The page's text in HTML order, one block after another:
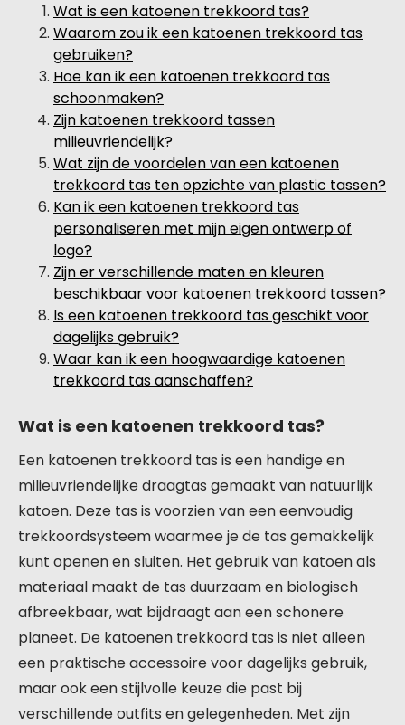
Wat is een katoenen trekkoord tas?
Waarom zou ik een katoenen trekkoord tas
gebruiken?
Hoe kan ik een katoenen trekkoord tas
schoonmaken?
Zijn katoenen trekkoord tassen
milieuvriendelijk?
Wat zijn de voordelen van een katoenen
trekkoord tas ten opzichte van plastic tassen?
Kan ik een katoenen trekkoord tas
personaliseren met mijn eigen ontwerp of
logo?
Zijn er verschillende maten en kleuren
beschikbaar voor katoenen trekkoord tassen?
Is een katoenen trekkoord tas geschikt voor
dagelijks gebruik?
Waar kan ik een hoogwaardige katoenen
trekkoord tas aanschaffen?
Wat is een katoenen trekkoord tas?
Een katoenen trekkoord tas is een handige en
milieuvriendelijke draagtas gemaakt van natuurlijk
katoen. Deze tas is voorzien van een eenvoudig
trekkoordsysteem waarmee je de tas gemakkelijk
kunt openen en sluiten. Het gebruik van katoen als
materiaal maakt de tas duurzaam en biologisch
afbreekbaar, wat bijdraagt aan een schonere
planeet. De katoenen trekkoord tas is niet alleen
een praktische accessoire voor dagelijks gebruik,
maar ook een stijlvolle keuze die past bij
verschillende outfits en gelegenheden. Met zijn